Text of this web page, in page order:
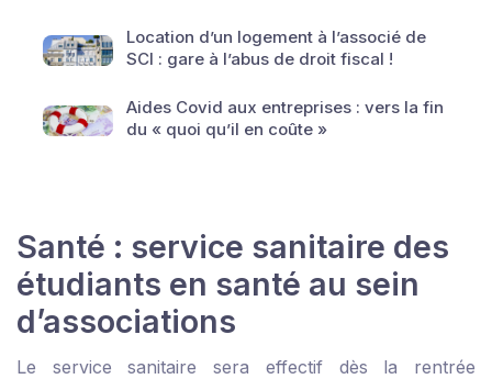
Location d’un logement à l’associé de
SCI : gare à l’abus de droit fiscal !
Aides Covid aux entreprises : vers la fin
du « quoi qu’il en coûte »
Santé : service sanitaire des
étudiants en santé au sein
d’associations
Le service sanitaire sera effectif dès la rentrée